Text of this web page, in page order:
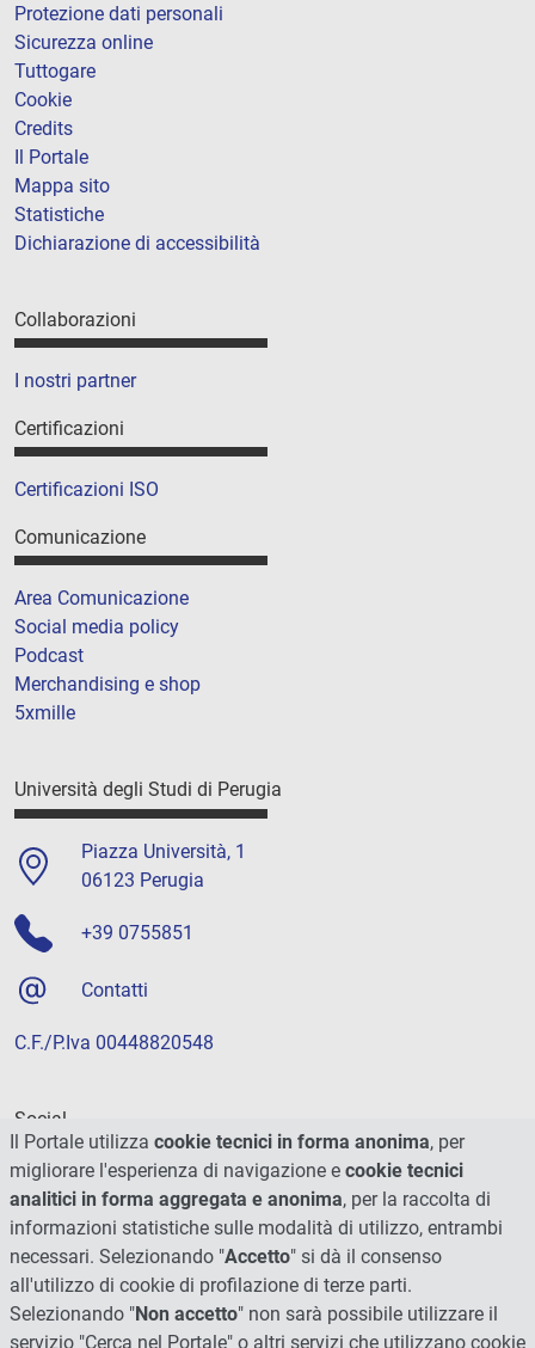
Protezione dati personali
Sicurezza online
Tuttogare
Cookie
Credits
Il Portale
Mappa sito
Statistiche
Dichiarazione di accessibilità
Collaborazioni
I nostri partner
Certificazioni
Certificazioni ISO
Comunicazione
Area Comunicazione
Social media policy
Podcast
Merchandising e shop
5xmille
Università degli Studi di Perugia
Piazza Università, 1
06123 Perugia
+39 0755851
Contatti
C.F./P.Iva 00448820548
Social
Il Portale utilizza cookie tecnici in forma anonima, per
migliorare l'esperienza di navigazione e cookie tecnici
analitici in forma aggregata e anonima, per la raccolta di
informazioni statistiche sulle modalità di utilizzo, entrambi
necessari. Selezionando "Accetto" si dà il consenso
all'utilizzo di cookie di profilazione di terze parti.
Selezionando "Non accetto" non sarà possibile utilizzare il
servizio "Cerca nel Portale" o altri servizi che utilizzano cookie